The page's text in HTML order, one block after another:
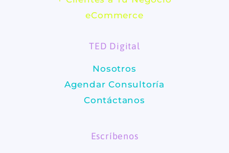
b
o
k
a
r
a
m
eCommerce
TED Digital
Nosotros
Agendar Consultoría
Contáctanos
Escríbenos